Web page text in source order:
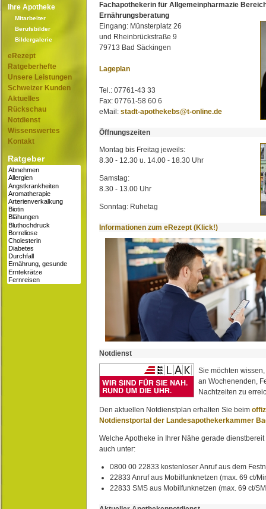
Ihre Apotheke
Mitarbeiter
Berufsbilder
Bildergalerie
eRezept
Ratgeberhefte
Unsere Leistungen
Schweizer Kunden
Aktuelles
Rückschau
Notdienst
Wissenswertes
Kontakt
Ratgeber
Fachapothekerin für Allgemeinpharmazie
Ernährungsberatung
Eingang: Münsterplatz 26
und Rheinbrückstraße 9
79713 Bad Säckingen
Lageplan
Tel.: 07761-43 33
Fax: 07761-58 60 6
eMail: stadt-apothekebs@t-online.de
Öffnungszeiten
Montag bis Freitag jeweils:
8.30 - 12.30 u. 14.00 - 18.30 Uhr
Samstag:
8.30 - 13.00 Uhr
Sonntag: Ruhetag
Informationen zum eRezept (Klick!)
Notdienst
Sie möchten
an Wochenenden,
Nachtzeiten zu
Den aktuellen Notdienstplan erhalten Sie beim
Notdienstportal der Landesapothekerkammer
Welche Apotheke in Ihrer Nähe gerade
auch unter:
0800 00 22833 kostenloser Anruf aus dem
22833 Anruf aus Mobilfunknetzen (max. 69 ct/
22833 SMS aus Mobilfunknetzen (max. 69 ct/